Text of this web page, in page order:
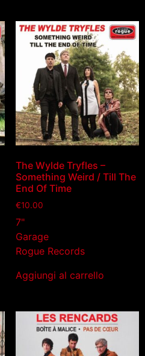
The Wylde Tryfles –
Something Weird / Till The
End Of Time
€10.00
7"
Garage
Rogue Records
Aggiungi al carrello